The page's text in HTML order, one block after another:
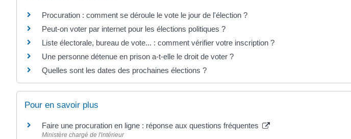
Procuration : comment se déroule le vote le jour de l'élection ?
Peut-on voter par internet pour les élections politiques ?
Liste électorale, bureau de vote... : comment vérifier votre inscription ?
Une personne détenue en prison a-t-elle le droit de voter ?
Quelles sont les dates des prochaines élections ?
Pour en savoir plus
Faire une procuration en ligne : réponse aux questions fréquentes
Ministère chargé de l'intérieur